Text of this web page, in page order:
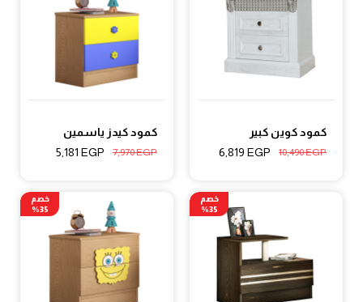
كمود كوين كبير
10,490EGP
6,819 EGP
كمود كيدز ياسمين
7,970EGP
5,181 EGP
خصم
35%
خصم
35%